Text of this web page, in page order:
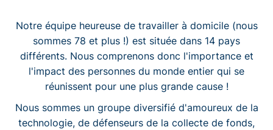
Notre équipe heureuse de travailler à domicile (nous
sommes 78 et plus !) est située dans 14 pays
différents. Nous comprenons donc l'importance et
l'impact des personnes du monde entier qui se
réunissent pour une plus grande cause !
Nous sommes un groupe diversifié d'amoureux de la
technologie, de défenseurs de la collecte de fonds,